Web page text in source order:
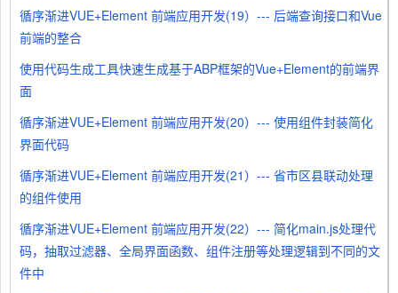
循序渐进VUE+Element 前端应用开发(19）--- 后端查询接口和Vue
前端的整合
使用代码生成工具快速生成基于ABP框架的Vue+Element的前端界
面
循序渐进VUE+Element 前端应用开发(20）--- 使用组件封装简化
界面代码
循序渐进VUE+Element 前端应用开发(21）--- 省市区县联动处理
的组件使用
循序渐进VUE+Element 前端应用开发(22）--- 简化main.js处理代
码，抽取过滤器、全局界面函数、组件注册等处理逻辑到不同的文
件中